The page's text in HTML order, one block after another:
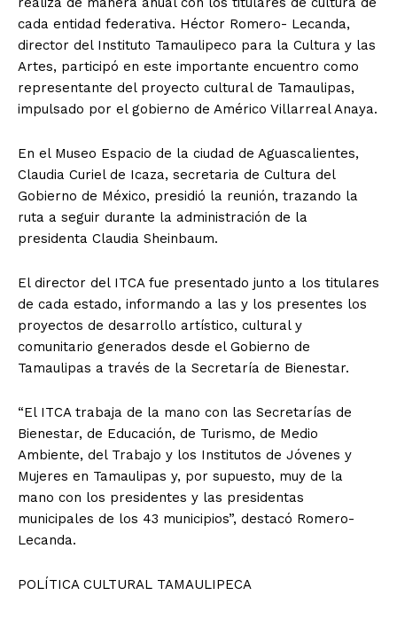
cada entidad federativa. Héctor Romero- Lecanda,
director del Instituto Tamaulipeco para la Cultura y las
Artes, participó en este importante encuentro como
representante del proyecto cultural de Tamaulipas,
impulsado por el gobierno de Américo Villarreal Anaya.
En el Museo Espacio de la ciudad de Aguascalientes,
Claudia Curiel de Icaza, secretaria de Cultura del
Gobierno de México, presidió la reunión, trazando la
ruta a seguir durante la administración de la
presidenta Claudia Sheinbaum.
El director del ITCA fue presentado junto a los titulares
de cada estado, informando a las y los presentes los
proyectos de desarrollo artístico, cultural y
comunitario generados desde el Gobierno de
Tamaulipas a través de la Secretaría de Bienestar.
“El ITCA trabaja de la mano con las Secretarías de
Bienestar, de Educación, de Turismo, de Medio
Ambiente, del Trabajo y los Institutos de Jóvenes y
Mujeres en Tamaulipas y, por supuesto, muy de la
mano con los presidentes y las presidentas
municipales de los 43 municipios”, destacó Romero-
Lecanda.
POLÍTICA CULTURAL TAMAULIPECA